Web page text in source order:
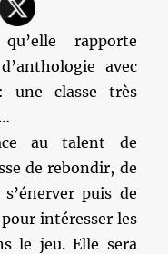
rapporte
avec
une classe très
au talent de
de rebondir, de
puis de
intéresser les
le jeu. Elle sera